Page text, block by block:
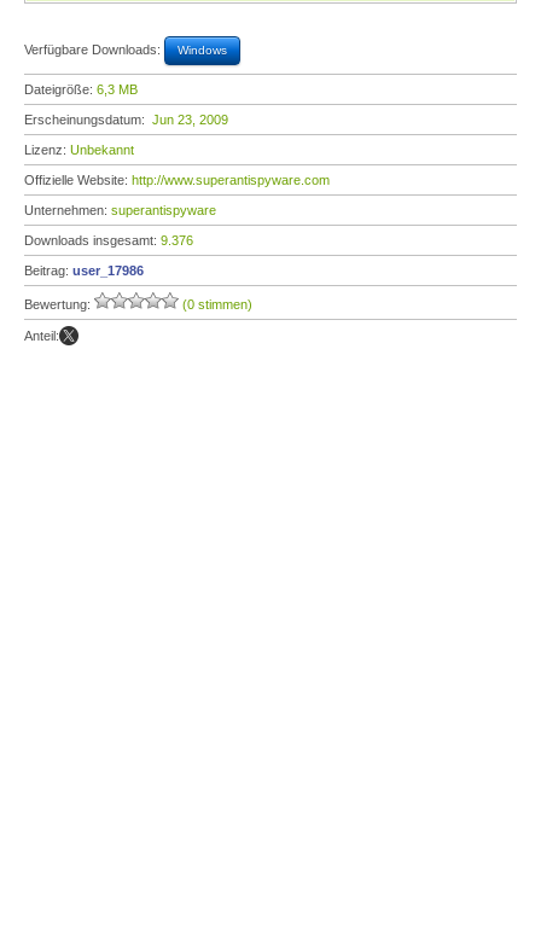
Verfügbare Downloads: Windows
Dateigröße: 6,3 MB
Erscheinungsdatum: Jun 23, 2009
Lizenz: Unbekannt
Offizielle Website: http://www.superantispyware.com
Unternehmen: superantispyware
Downloads insgesamt: 9.376
Beitrag: user_17986
Bewertung: (0 stimmen)
Anteil: